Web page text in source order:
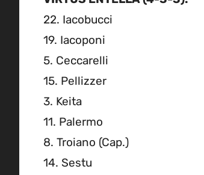
22. Iacobucci
19. Iacoponi
5. Ceccarelli
15. Pellizzer
3. Keita
11. Palermo
8. Troiano (Cap.)
14. Sestu